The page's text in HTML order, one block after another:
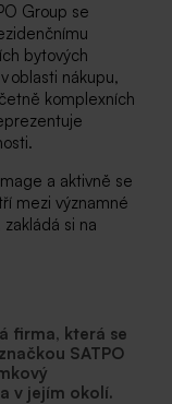
Group se
bytových
oblasti nákupu,
komplexních
a aktivně se
mezi významné
si na
firma, která se
SATPO
v jejím okolí.